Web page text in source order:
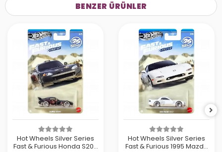
BENZER ÜRÜNLER
Hot Wheels Silver Series
Fast & Furious Honda S200
Hot Wheels Silver Series
Fast & Furious 1995 Mazda